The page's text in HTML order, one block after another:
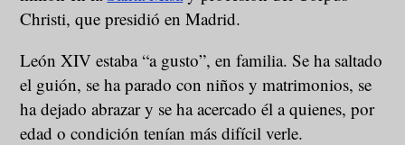
Christi, que presidió en Madrid.
León XIV estaba “a gusto”, en familia. Se ha saltado
el guión, se ha parado con niños y matrimonios, se
ha dejado abrazar y se ha acercado él a quienes, por
edad o condición tenían más difícil verle.